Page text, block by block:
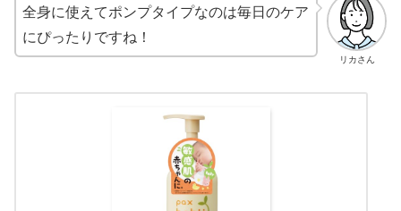
リカさん
全身に使えてポンプタイプなのは毎日のケア
にぴったりですね！